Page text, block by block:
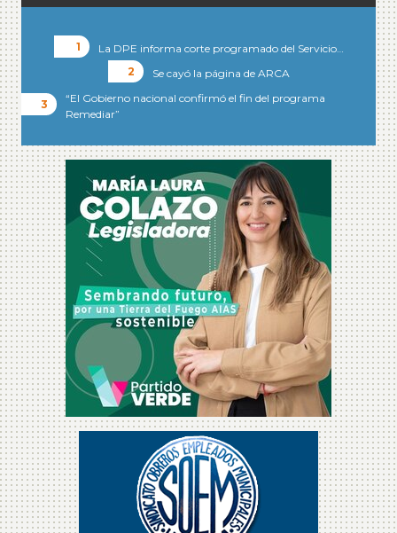
La DPE informa corte programado del Servicio…
Se cayó la página de ARCA
“El Gobierno nacional confirmó el fin del programa
Remediar”